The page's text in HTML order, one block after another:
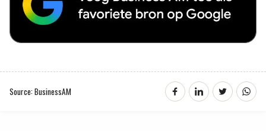
Source: BusinessAM